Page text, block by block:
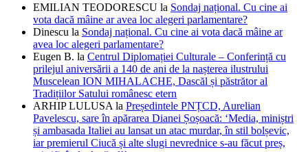
EMILIAN TEODORESCU la Sondaj național. Cu cine ai
vota dacă mâine ar avea loc alegeri parlamentare?
Dinescu la Sondaj național. Cu cine ai vota dacă mâine ar
avea loc alegeri parlamentare?
Eugen B. la Centrul Diplomației Culturale – Conferință cu
prilejul aniversării a 140 de ani de la nașterea ilustrului
Muscelean ION MIHALACHE, Dascăl și păstrător al
Tradițiilor Satului românesc etern
ARHIP LULUSA la Președintele PNȚCD, Aurelian
Pavelescu, sare în apărarea Dianei Șoșoacă: ‘Media, miniștri
și ambasada Italiei au lansat un atac murdar, în stil bolșevic,
iar premierul Ciucă și alte slugi nevrednice s-au făcut preș,